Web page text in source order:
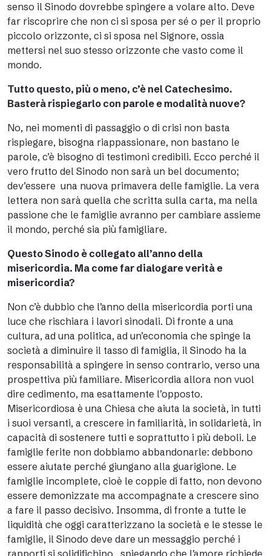
senso il Sinodo dovrebbe spingere a volare alto. Deve
far riscoprire che non ci si sposa per sé o per il proprio
piccolo orizzonte, ci si sposa nel Signore, ossia
mettersi nel suo stesso orizzonte che vasto come il
mondo.
Tutto questo, più o meno, c’è nel Catechesimo.
Basterà rispiegarlo con parole e modalità nuove?
No, nei momenti di passaggio o di crisi non basta
rispiegare, bisogna riappassionare, non bastano le
parole, c’è bisogno di testimoni credibili. Ecco perché il
vero frutto del Sinodo non sarà un bel documento;
dev’essere una nuova primavera delle famiglie. La vera
lettera non sarà quella che scritta sulla carta, ma nella
passione che le famiglie avranno per cambiare assieme
il mondo, perché sia più famigliare.
Questo Sinodo è collegato all’anno della
misericordia. Ma come far dialogare verità e
misericordia?
Non c’è dubbio che l’anno della misericordia porti una
luce che rischiara i lavori sinodali. Di fronte a una
cultura, ad una politica, ad un’economia che spinge la
società a diminuire il tasso di famiglia, il Sinodo ha la
responsabilità a spingere in senso contrario, verso una
prospettiva più familiare. Misericordia allora non vuol
dire cedimento, ma esattamente l’opposto.
Misericordiosa è una Chiesa che aiuta la società, in tutti
i suoi versanti, a crescere in familiarità, in solidarietà, in
capacità di sostenere tutti e soprattutto i più deboli. Le
famiglie ferite non dobbiamo abbandonarle: debbono
essere aiutate perché giungano alla guarigione. Le
famiglie incomplete, cioè le coppie di fatto, non devono
essere demonizzate ma accompagnate a crescere sino
a fare il passo decisivo. Insomma, di fronte a tutte le
liquidità che oggi caratterizzano la società e le stesse le
famiglie, il Sinodo deve dare un messaggio perché i
rapporti si solidifichino, spiegando che l’amore richiede